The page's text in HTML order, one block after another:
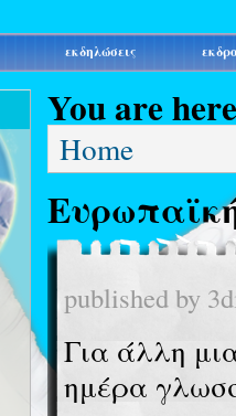
εκδηλώσεις
You are here
Home
published by
Για άλλη
ημέρα